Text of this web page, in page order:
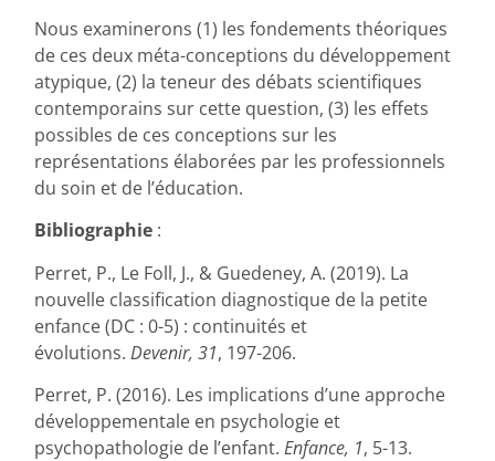
Nous examinerons (1) les fondements théoriques
de ces deux méta-conceptions du développement
atypique, (2) la teneur des débats scientifiques
contemporains sur cette question, (3) les effets
possibles de ces conceptions sur les
représentations élaborées par les professionnels
du soin et de l’éducation.
Bibliographie :
Perret, P., Le Foll, J., & Guedeney, A. (2019). La
nouvelle classification diagnostique de la petite
enfance (DC : 0-5) : continuités et
évolutions.Devenir, 31, 197-206.
Perret, P. (2016). Les implications d’une approche
développementale en psychologie et
psychopathologie de l’enfant.Enfance, 1, 5-13.